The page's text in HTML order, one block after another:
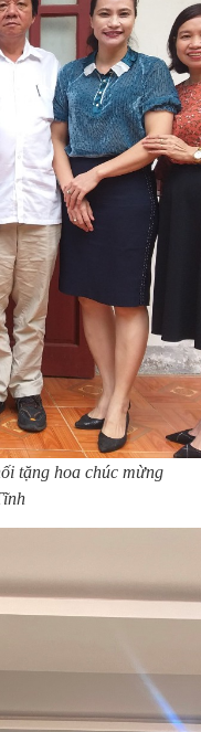
tặng hoa chúc mừng